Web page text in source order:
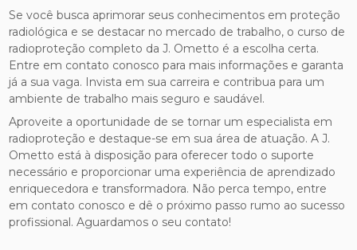
Se você busca aprimorar seus conhecimentos em proteção
radiológica e se destacar no mercado de trabalho, o curso de
radioproteção completo da J. Ometto é a escolha certa.
Entre em contato conosco para mais informações e garanta
já a sua vaga. Invista em sua carreira e contribua para um
ambiente de trabalho mais seguro e saudável.
Aproveite a oportunidade de se tornar um especialista em
radioproteção e destaque-se em sua área de atuação. A J.
Ometto está à disposição para oferecer todo o suporte
necessário e proporcionar uma experiência de aprendizado
enriquecedora e transformadora. Não perca tempo, entre
em contato conosco e dê o próximo passo rumo ao sucesso
profissional. Aguardamos o seu contato!